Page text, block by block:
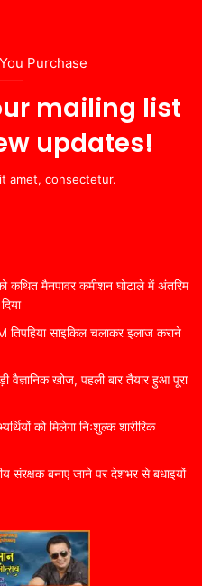
Purchase
mailing list
updates!
amet, consectetur.
कथित मैनपावर कमीशन घोटाले में अंतरिम
साइकिल चलाकर इलाज कराने
वैज्ञानिक खोज, पहली बार तैयार हुआ पूरा
को मिलेगा निःशुल्क शारीरिक
संरक्षक बनाए जाने पर देशभर से बधाइयों